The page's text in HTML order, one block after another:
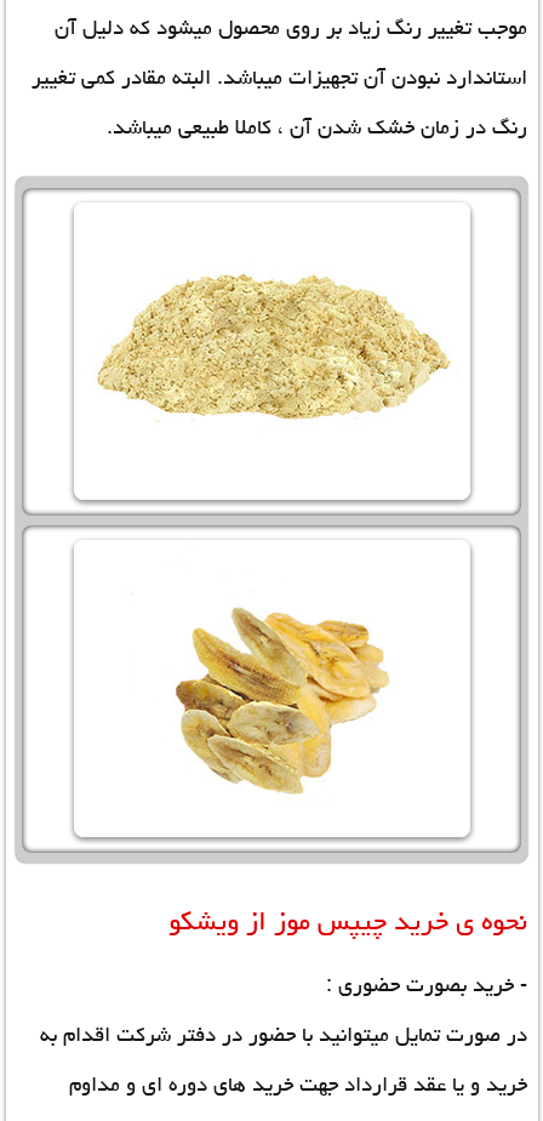
موجب تغییر رنگ زیاد بر روی محصول میشود که دلیل آن
استاندارد نبودن آن تجهیزات میباشد. البته مقادر کمی تغییر
رنگ در زمان خشک شدن آن ، کاملا طبیعی میباشد.
نحوه ی خرید چیپس موز از ویشکو
- خرید بصورت حضوری :
در صورت تمایل میتوانید با حضور در دفتر شرکت اقدام به
خرید و یا عقد قرارداد جهت خرید های دوره ای و مداوم